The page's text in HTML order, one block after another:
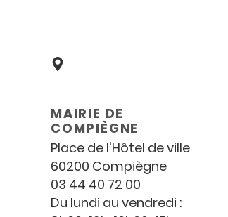
Coordonnées
horaires
MAIRIE DE
COMPIÈGNE
Place de l'Hôtel de ville
60200 Compiègne
03 44 40 72 00
Du lundi au vendredi :